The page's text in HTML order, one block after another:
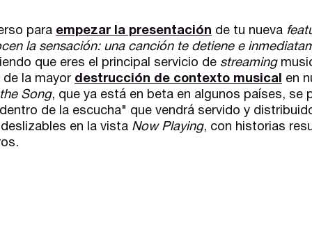
para empezar la presentación de tu nueva
la sensación: una canción te detiene e
que eres el principal servicio de streaming
la mayor destrucción de contexto musical
en
Song, que ya está en beta en algunos países, se
de la escucha" que vendrá servido y
en la vista Now Playing, con historias